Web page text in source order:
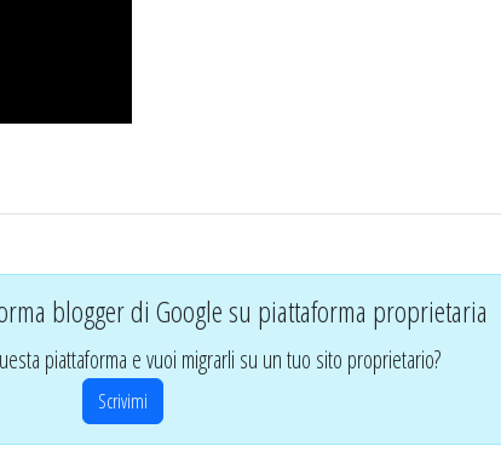
blogger di Google su piattaforma proprietaria
piattaforma e vuoi migrarli su un tuo sito proprietario?
Scrivimi